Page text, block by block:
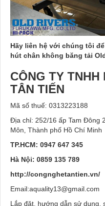
Hãy liên hệ với chúng tôi
hút chân không băng tải
CÔNG TY TNHH
TÂN TIẾN
Mã số thuế: 0313223188
Địa chỉ: 252/16 ấp Tam Đông
Môn, Thành phố Hồ Chí Minh
TP.HCM: 0947 647 345
Hà Nội: 0859 135 789
http://congnghetantien.vn/
Email:aquality13@gmail.com
Lắp đặt, hướng dẫn sử dụng,